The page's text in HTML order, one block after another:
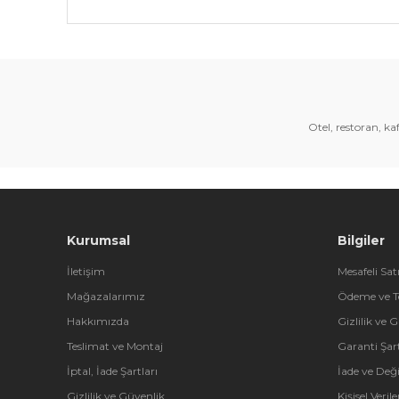
Bu ürünün fiyat bilgisi, resim, ürün
Ürün bilgilerinde hatalar bulunuyor.
Otel, restoran,
Kurumsal
İletişim
Mağazalarımız
Hakkımızda
Teslimat ve Montaj
İptal, İade Şartları
Gizlilik ve Güvenlik
Bilgiler
Mesafeli
Ödeme ve
Gizlilik ve
Garanti
İade ve
Kişisel